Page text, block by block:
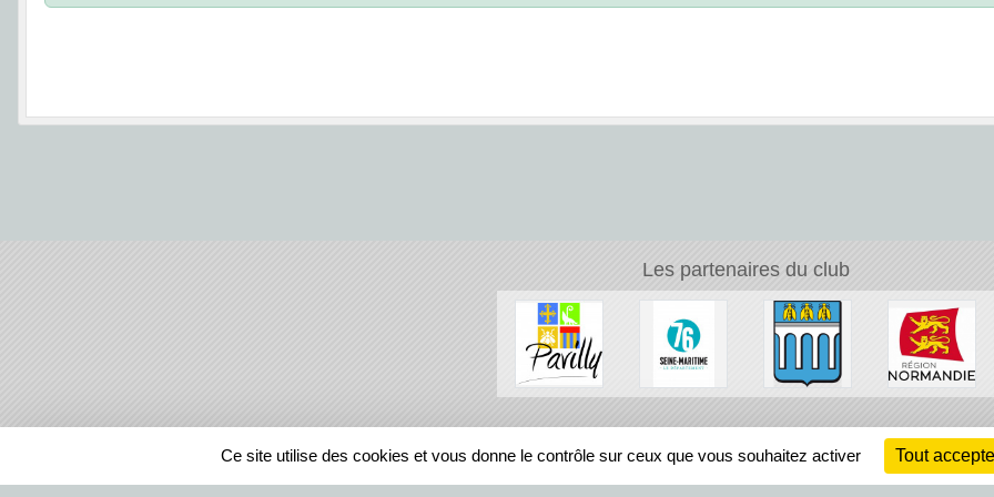
Les partenaires du club
REGIONS
Ce site utilise des cookies et vous donne le contrôle sur ceux que vous souhaitez activer Tout